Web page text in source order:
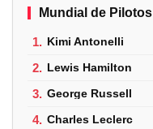
Mundial de Pilotos
1. Kimi Antonelli
2. Lewis Hamilton
3. George Russell
4. Charles Leclerc